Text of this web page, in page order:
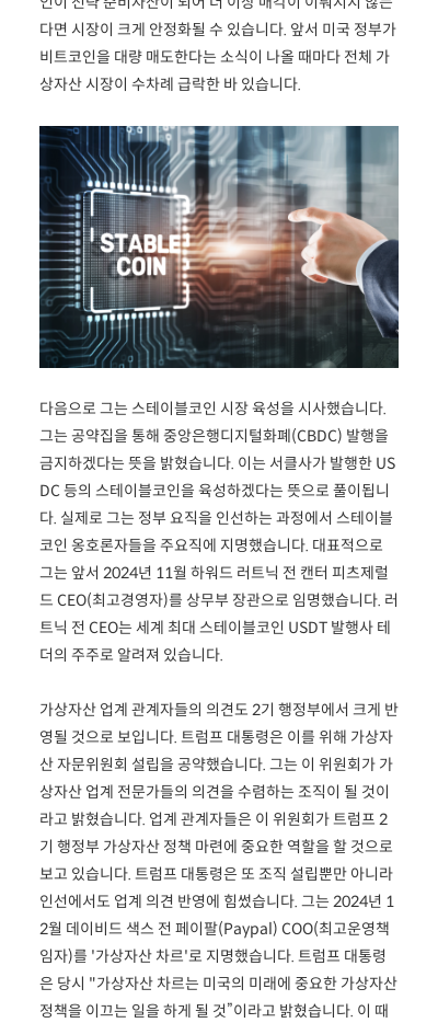
다면 시장이 크게 안정화될 수 있습니다. 앞서 미국 정부가
비트코인을 대량 매도한다는 소식이 나올 때마다 전체 가
상자산 시장이 수차례 급락한 바 있습니다.
다음으로 그는 스테이블코인 시장 육성을 시사했습니다.
그는 공약집을 통해 중앙은행디지털화폐(CBDC) 발행을
금지하겠다는 뜻을 밝혔습니다. 이는 서클사가 발행한 US
DC 등의 스테이블코인을 육성하겠다는 뜻으로 풀이됩니
다. 실제로 그는 정부 요직을 인선하는 과정에서 스테이블
코인 옹호론자들을 주요직에 지명했습니다. 대표적으로
그는 앞서 2024년 11월 하워드 러트닉 전 캔터 피츠제럴
드 CEO(최고경영자)를 상무부 장관으로 임명했습니다. 러
트닉 전 CEO는 세계 최대 스테이블코인 USDT 발행사 테
더의 주주로 알려져 있습니다.
가상자산 업계 관계자들의 의견도 2기 행정부에서 크게 반
영될 것으로 보입니다. 트럼프 대통령은 이를 위해 가상자
산 자문위원회 설립을 공약했습니다. 그는 이 위원회가 가
상자산 업계 전문가들의 의견을 수렴하는 조직이 될 것이
라고 밝혔습니다. 업계 관계자들은 이 위원회가 트럼프 2
기 행정부 가상자산 정책 마련에 중요한 역할을 할 것으로
보고 있습니다. 트럼프 대통령은 또 조직 설립뿐만 아니라
인선에서도 업계 의견 반영에 힘썼습니다. 그는 2024년 1
2월 데이비드 색스 전 페이팔(Paypal) COO(최고운영책
임자)를 '가상자산 차르'로 지명했습니다. 트럼프 대통령
은 당시 "가상자산 차르는 미국의 미래에 중요한 가상자산
정책을 이끄는 일을 하게 될 것”이라고 밝혔습니다. 이 때